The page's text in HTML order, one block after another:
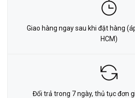
Giao hàng ngay sau khi đặt hàng
HCM)
Đổi trả trong 7 ngày, thủ tục đơn